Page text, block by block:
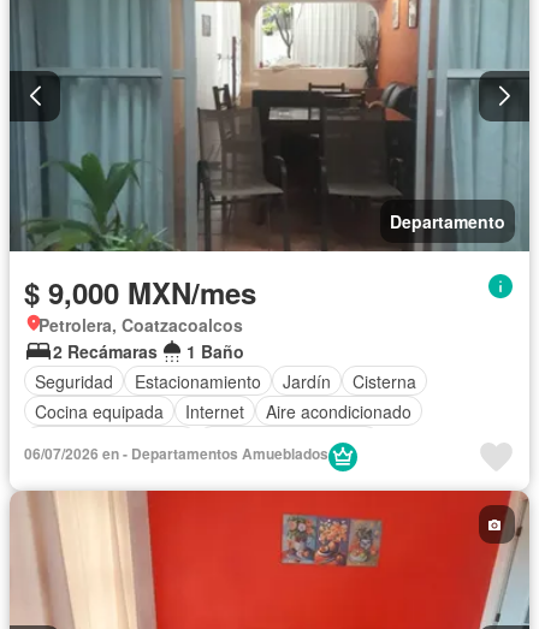
Departamento
$ 9,000 MXN/mes
Petrolera, Coatzacoalcos
2 Recámaras
1 Baño
Seguridad
Estacionamiento Jardín
Cisterna
Cocina equipada
Internet
Aire acondicionado
Recámara con closet
Permite mascotas
Completamente amueblado
06/07/2026 en - Departamentos Amueblados